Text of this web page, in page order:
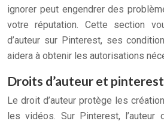
ignorer peut engendrer des
votre réputation. Cette section
d’auteur sur Pinterest, ses
aidera à obtenir les autorisations
Droits d’auteur et pinterest
Le droit d’auteur protège les
les vidéos. Sur Pinterest,